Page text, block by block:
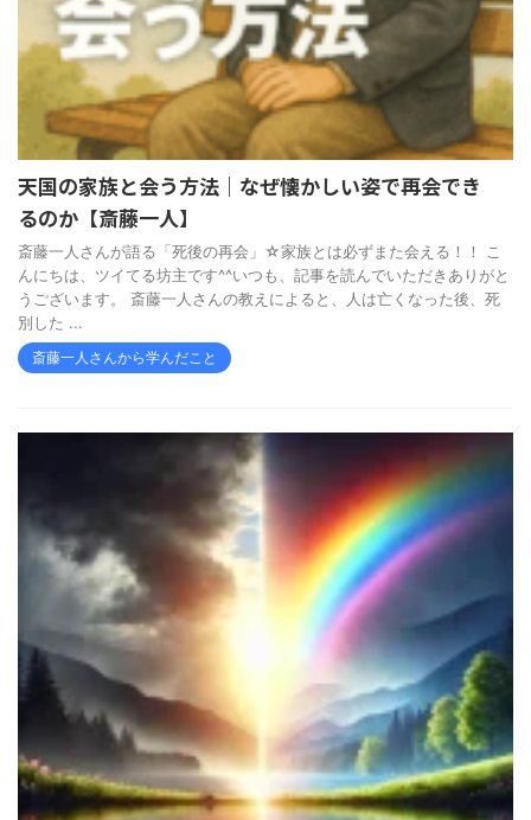
天国の家族と会う方法｜なぜ懐かしい姿で再会でき
るのか【斎藤一人】
斎藤一人さんが語る「死後の再会」☆家族とは必ずまた会える！！ こ
んにちは、ツイてる坊主です^^いつも、記事を読んでいただきありがと
うございます。 斎藤一人さんの教えによると、人は亡くなった後、死
別した ...
斎藤一人さんから学んだこと